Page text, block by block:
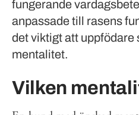
fungerande
anpassade till rasens
det viktigt att uppfödare
mentalitet.
Vilken